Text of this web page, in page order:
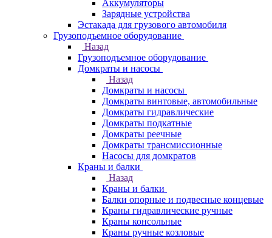
Аккумуляторы
Зарядные устройства
Эстакада для грузового автомобиля
Грузоподъемное оборудование
Назад
Грузоподъемное оборудование
Домкраты и насосы
Назад
Домкраты и насосы
Домкраты винтовые, автомобильные
Домкраты гидравлические
Домкраты подкатные
Домкраты реечные
Домкраты трансмиссионные
Насосы для домкратов
Краны и балки
Назад
Краны и балки
Балки опорные и подвесные концевые
Краны гидравлические ручные
Краны консольные
Краны ручные козловые